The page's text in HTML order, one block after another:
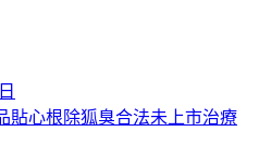
貼心根除狐臭合法未上市治療